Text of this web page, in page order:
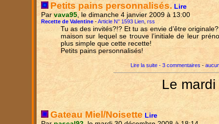
Petits pains personnalisés. Lire
Par vava95, le dimanche 4 janvier 2009 à 13:00
Recette de Valentine -Article N° 1593 Lien rss
Tu as des invités?!? Et tu as envie d’être
maison sur lequel se trouve l’initiale de leur
plus simple que cette recette!
Petits pains personnalisés!
Lire la suite - 3 commentaires -
Le
Gateau Miel/Noisette Lire